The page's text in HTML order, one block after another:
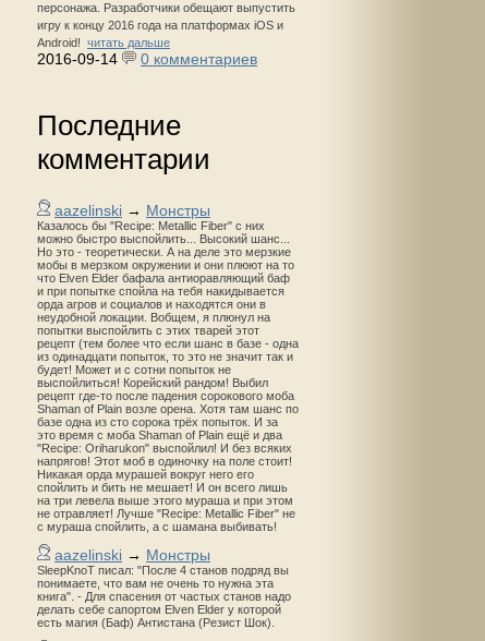
персонажа. Разработчики обещают выпустить
игру к концу 2016 года на платформах iOS и
Android! читать дальше
2016-09-14 0 комментариев
Последние
комментарии
aazelinski → Монстры
Казалось бы "Recipe: Metallic Fiber" с них
можно быстро выспойлить... Высокий шанс...
Но это - теоретически. А на деле это мерзкие
мобы в мерзком окружении и они плюют на то
что Elven Elder бафала антиоравляющий баф
и при попытке спойла на тебя накидывается
орда агров и социалов и находятся они в
неудобной локации. Вобщем, я плюнул на
попытки выспойлить с этих тварей этот
рецепт (тем более что если шанс в базе - одна
из одинадцати попыток, то это не значит так и
будет! Может и с сотни попыток не
выспойлиться! Корейский рандом! Выбил
рецепт где-то после падения сорокового моба
Shaman of Plain возле орена. Хотя там шанс по
базе одна из сто сорока трёх попыток. И за
это время с моба Shaman of Plain ещё и два
"Recipe: Oriharukon" выспойлил! И без всяких
напрягов! Этот моб в одиночку на поле стоит!
Никакая орда мурашей вокруг него его
спойлить и бить не мешает! И он всего лишь
на три левела выше этого мураша и при этом
не отравляет! Лучше "Recipe: Metallic Fiber" не
с мураша спойлить, а с шамана выбивать!
aazelinski → Монстры
SleepKnoT писал: "После 4 станов подряд вы
понимаете, что вам не очень то нужна эта
книга". - Для спасения от частых станов надо
делать себе сапортом Elven Elder у которой
есть магия (Баф) Антистана (Резист Шок).